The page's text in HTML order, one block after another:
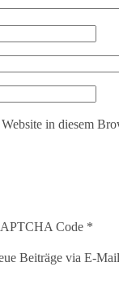
in diesem
Code *
Beiträge via E-